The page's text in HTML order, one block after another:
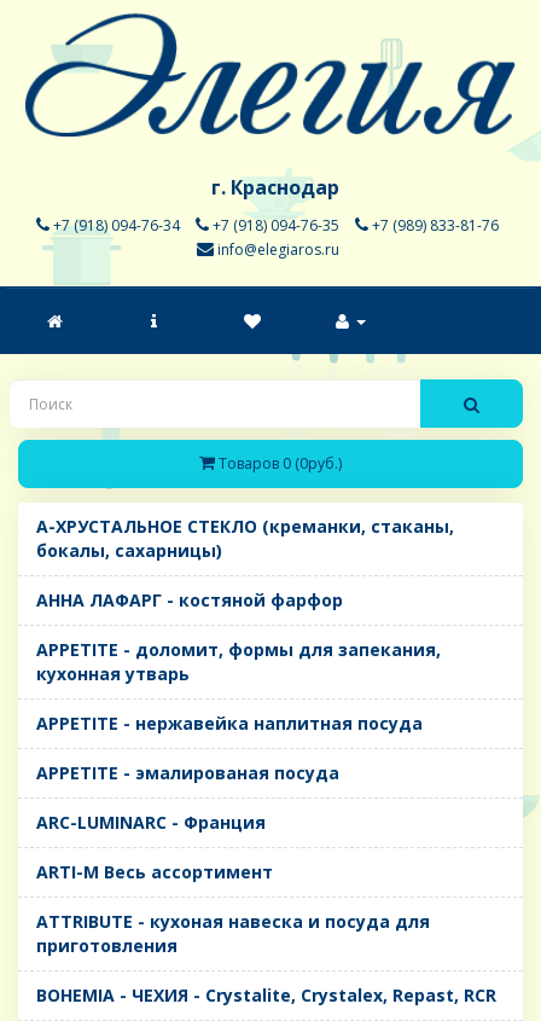
г. Краснодар
+7 (918) 094-76-34 +7 (918) 094-76-35
+7 (989) 833-81-76
info@elegiaros.ru
Товаров 0 (0руб.)
A-ХРУСТАЛЬНОЕ СТЕКЛО (креманки, стаканы,
бокалы, сахарницы)
AHHA ЛАФАРГ - костяной фарфор
APPETITE - доломит, формы для запекания,
кухонная утварь
APPETITE - нержавейка наплитная посуда
APPETITE - эмалированая посуда
ARC-LUMINARC - Франция
ARTI-M Весь ассортимент
ATTRIBUTE - кухоная навеска и посуда для
приготовления
BOHEMIA - ЧЕХИЯ - Crystalite, Crystalex, Repast, RCR